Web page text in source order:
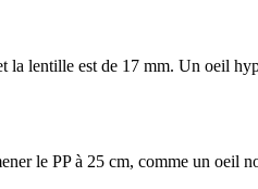
lentille est de 17 mm. Un oeil
le PP à 25 cm, comme un oeil